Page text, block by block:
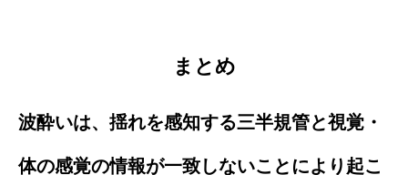
まとめ
波酔いは、揺れを感知する三半規管と視覚・
体の感覚の情報が一致しないことにより起こ